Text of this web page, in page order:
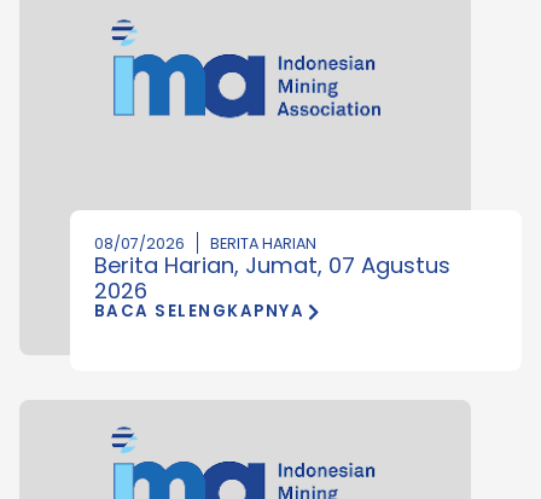
08/07/2026 BERITA HARIAN
Berita Harian, Jumat, 07 Agustus
2026
BACA SELENGKAPNYA